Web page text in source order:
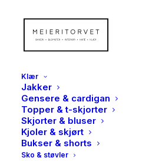
Klær
Jakker
Gensere & cardigan
Topper & t-skjorter
Skjorter & bluser
Kjoler & skjørt
Bukser & shorts
Sko & støvler